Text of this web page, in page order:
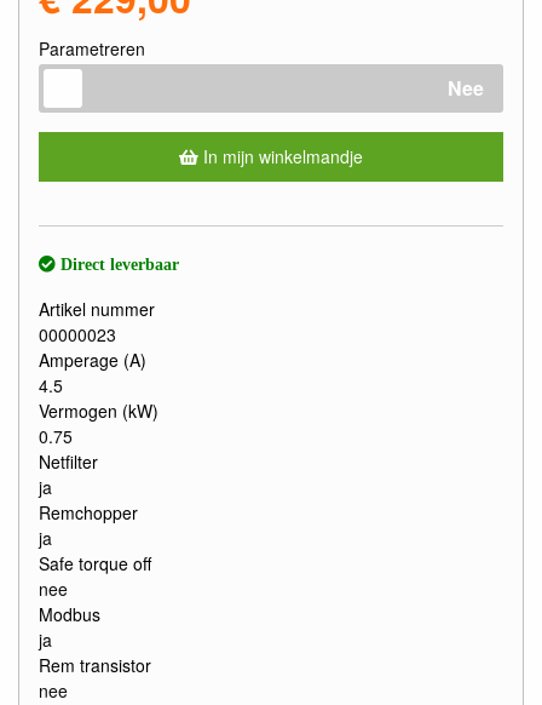
Parametreren
Nee
In mijn winkelmandje
Direct leverbaar
Artikel nummer
00000023
Amperage (A)
4.5
Vermogen (kW)
0.75
Netfilter
ja
Remchopper
ja
Safe torque off
nee
Modbus
ja
Rem transistor
nee